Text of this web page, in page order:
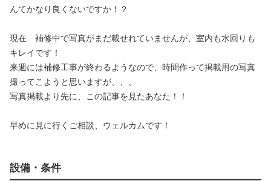
んてかなり良くないですか！？
現在 補修中で写真がまだ載せれていませんが、室内も水回りも
キレイです！
来週には補修工事が終わるようなので、時間作って掲載用の写真
撮ってこようと思いますが、、、
写真掲載より先に、この記事を見たあなた！！
早めに見に行くご相談、ウェルカムです！
設備・条件